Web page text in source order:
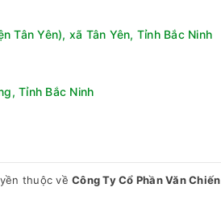
Tân Yên), xã Tân Yên, Tỉnh Bắc Ninh
Tỉnh Bắc Ninh
thuộc về Công Ty Cổ Phần Văn Chiến